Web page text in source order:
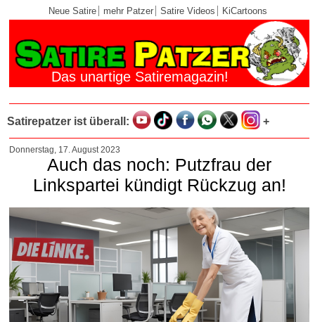
Neue Satire mehr Patzer Satire Videos KiCartoons
Das unartige Satiremagazin!
Satirepatzer ist überall: +
Donnerstag, 17. August 2023
Auch das noch: Putzfrau der
Linkspartei kündigt Rückzug an!